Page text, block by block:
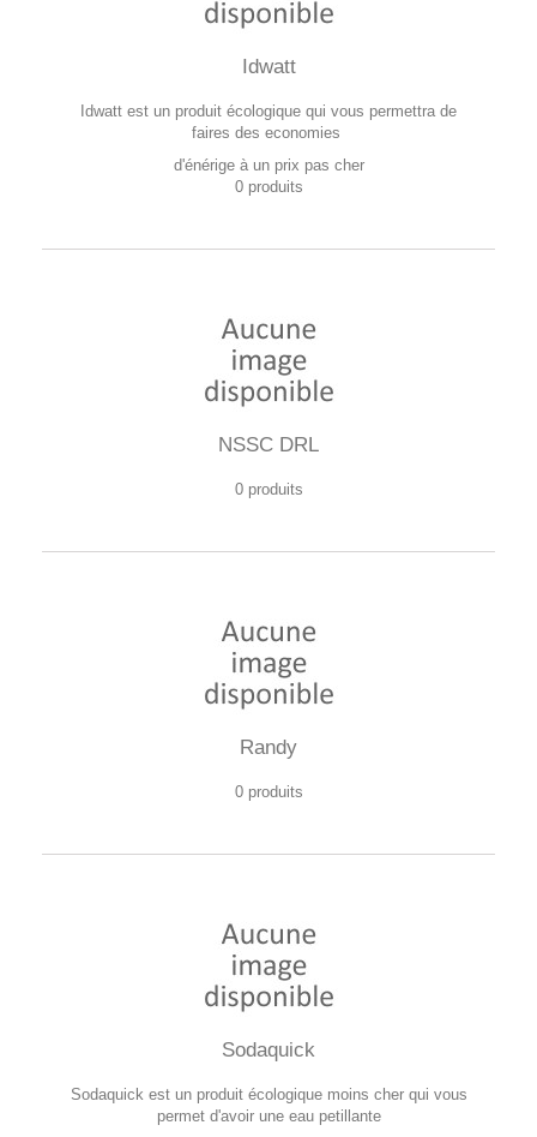
Idwatt
Idwatt est un produit écologique qui vous permettra de
faires des economies
d'énérige à un prix pas cher
0 produits
NSSC DRL
0 produits
Randy
0 produits
Sodaquick
Sodaquick est un produit écologique moins cher qui vous
permet d'avoir une eau petillante